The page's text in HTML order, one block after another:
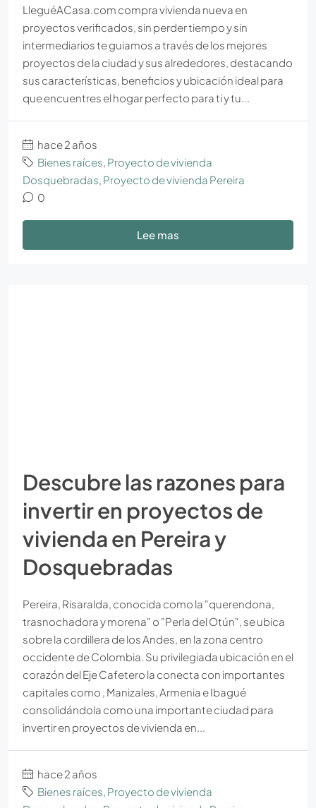
LleguéACasa.com compra vivienda nueva en
proyectos verificados, sin perder tiempo y sin
intermediarios te guiamos a través de los mejores
proyectos de la ciudad y sus alrededores, destacando
sus características, beneficios y ubicación ideal para
que encuentres el hogar perfecto para ti y tu...
hace 2 años
Bienes raíces, Proyecto de vivienda
Dosquebradas, Proyecto de vivienda Pereira
0
Lee mas
Descubre las razones para
invertir en proyectos de
vivienda en Pereira y
Dosquebradas
Pereira, Risaralda, conocida como la "querendona,
trasnochadora y morena" o "Perla del Otún", se ubica
sobre la cordillera de los Andes, en la zona centro
occidente de Colombia. Su privilegiada ubicación en el
corazón del Eje Cafetero la conecta con importantes
capitales como , Manizales, Armenia e Ibagué
consolidándola como una importante ciudad para
invertir en proyectos de vivienda en...
hace 2 años
Bienes raíces, Proyecto de vivienda